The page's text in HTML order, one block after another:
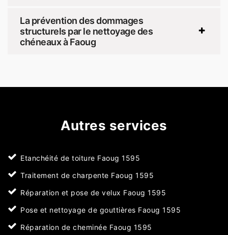
La prévention des dommages
structurels par le nettoyage des
chéneaux à Faoug
Autres services
Etanchéité de toiture Faoug 1595
Traitement de charpente Faoug 1595
Réparation et pose de velux Faoug 1595
Pose et nettoyage de gouttières Faoug 1595
Réparation de cheminée Faoug 1595